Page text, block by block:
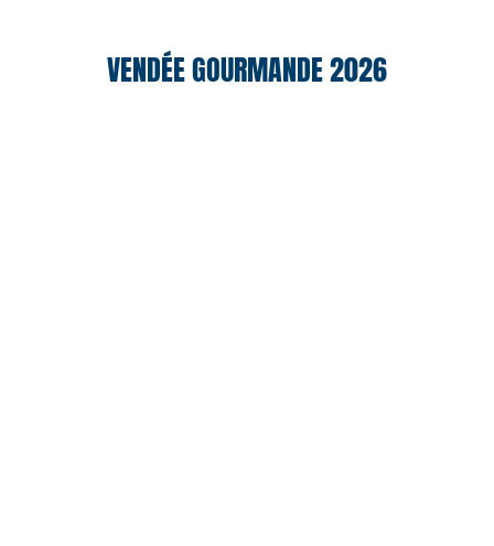
VENDÉE GOURMANDE 2026